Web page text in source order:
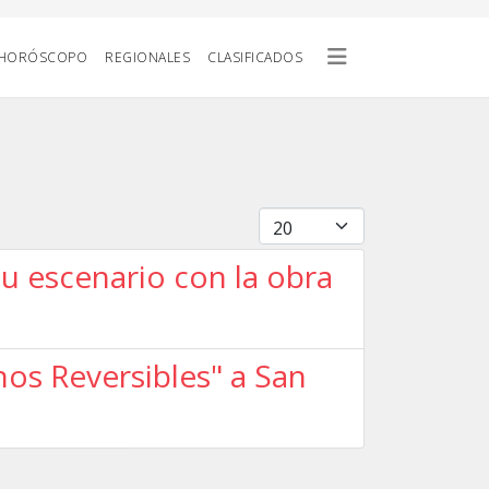
REGIONALES CLASIFICADOS
Cantidad
escenario con la obra
Reversibles" a San